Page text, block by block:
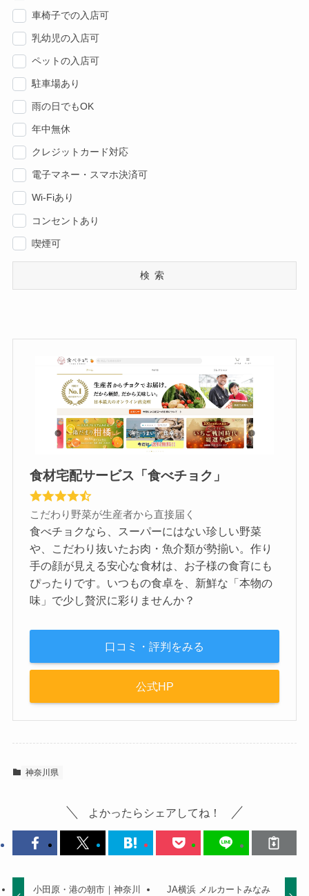
車椅子での入店可
乳幼児の入店可
ペットの入店可
駐車場あり
雨の日でもOK
年中無休
クレジットカード対応
電子マネー・スマホ決済可
Wi-Fiあり
コンセントあり
喫煙可
検索
食材宅配サービス「食べチョク」
こだわり野菜が生産者から直接届く
食べチョクなら、スーパーにはない珍しい野菜
や、こだわり抜いたお肉・魚介類が勢揃い。作り
手の顔が見える安心な食材は、お子様の食育にも
ぴったりです。いつもの食卓を、新鮮な「本物の
味」で少し贅沢に彩りませんか？
口コミ・評判をみる
公式HP
神奈川県
よかったらシェアしてね！
小田原・港の朝市｜神奈川 JA横浜 メルカートみなみ